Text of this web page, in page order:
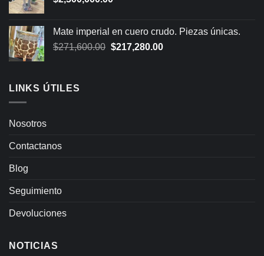
Mate imperial en cuero crudo. Piezas únicas.
$271,600.00 Original
$217,280.00Current
LINKS ÚTILES
Nosotros
Contactanos
Blog
Seguimiento
Devoluciones
NOTICIAS